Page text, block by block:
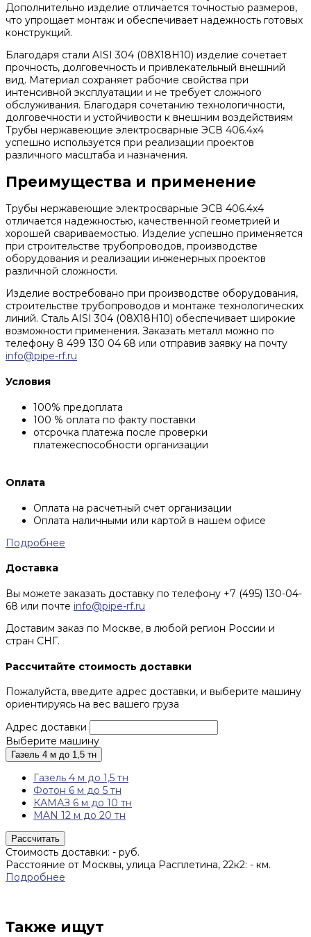
Дополнительно изделие отличается точностью размеров,
что упрощает монтаж и обеспечивает надежность готовых
конструкций.
Благодаря стали AISI 304 (08Х18Н10) изделие сочетает
прочность, долговечность и привлекательный внешний
вид. Материал сохраняет рабочие свойства при
интенсивной эксплуатации и не требует сложного
обслуживания. Благодаря сочетанию технологичности,
долговечности и устойчивости к внешним воздействиям
Трубы нержавеющие электросварные ЭСВ 406.4x4
успешно используется при реализации проектов
различного масштаба и назначения.
Преимущества и применение
Трубы нержавеющие электросварные ЭСВ 406.4x4
отличается надежностью, качественной геометрией и
хорошей свариваемостью. Изделие успешно применяется
при строительстве трубопроводов, производстве
оборудования и реализации инженерных проектов
различной сложности.
Изделие востребовано при производстве оборудования,
строительстве трубопроводов и монтаже технологических
линий. Сталь AISI 304 (08Х18Н10) обеспечивает широкие
возможности применения. Заказать металл можно по
телефону 8 499 130 04 68 или отправив заявку на почту
info@pipe-rf.ru
Условия
100% предоплата
100 % оплата по факту поставки
отсрочка платежа после проверки
платежеспособности организации
Оплата
Оплата на расчетный счет организации
Оплата наличными или картой в нашем офисе
Подробнее
Доставка
Вы можете заказать доставку по телефону +7 (495) 130-04-
68 или почте info@pipe-rf.ru
Доставим заказ по Москве, в любой регион России и
стран СНГ.
Рассчитайте стоимость доставки
Пожалуйста, введите адрес доставки, и выберите машину
ориентируясь на вес вашего груза
Адрес доставки
Выберите машину
Газель 4 м до 1,5 тн
Газель 4 м до 1,5 тн
Фотон 6 м до 5 тн
КАМАЗ 6 м до 10 тн
MAN 12 м до 20 тн
Рассчитать
Стоимость доставки: - руб.
Расстояние от Москвы, улица Расплетина, 22к2: - км.
Подробнее
Также ищут